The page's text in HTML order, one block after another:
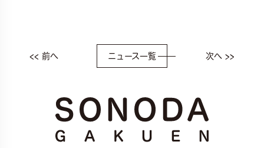
<< 前へ ニュース一覧 次へ >>